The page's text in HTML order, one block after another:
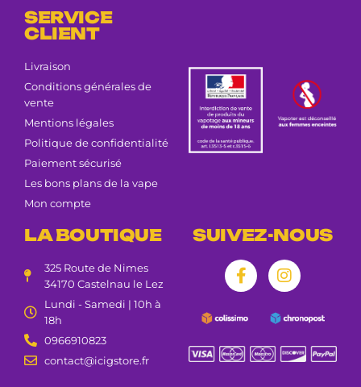
SERVICE
CLIENT
Livraison
Conditions générales de
vente
Mentions légales
Politique de confidentialité
Paiement sécurisé
Les bons plans de la vape
Mon compte
LA BOUTIQUE
325 Route de Nimes
34170 Castelnau le Lez
Lundi - Samedi | 10h à
18h
0966910823
contact@icigstore.fr
SUIVEZ-NOUS